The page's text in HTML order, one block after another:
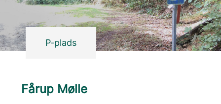
P-plads
Fårup Mølle